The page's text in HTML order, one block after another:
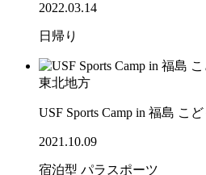
2022.03.14
日帰り
東北地方
USF Sports Camp in 福島 こ
2021.10.09
宿泊型 パラスポーツ